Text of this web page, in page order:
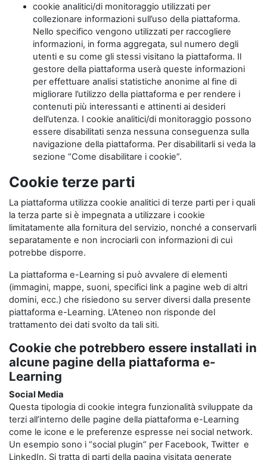
cookie analitici/di monitoraggio utilizzati per
collezionare informazioni sull’uso della piattaforma.
Nello specifico vengono utilizzati per raccogliere
informazioni, in forma aggregata, sul numero degli
utenti e su come gli stessi visitano la piattaforma. Il
gestore della piattaforma userà queste informazioni
per effettuare analisi statistiche anonime al fine di
migliorare l’utilizzo della piattaforma e per rendere i
contenuti più interessanti e attinenti ai desideri
dell’utenza. I cookie analitici/di monitoraggio possono
essere disabilitati senza nessuna conseguenza sulla
navigazione della piattaforma. Per disabilitarli si veda la
sezione “Come disabilitare i cookie”.
Cookie terze parti
La piattaforma utilizza cookie analitici di terze parti per i quali
la terza parte si è impegnata a utilizzare i cookie
limitatamente alla fornitura del servizio, nonché a conservarli
separatamente e non incrociarli con informazioni di cui
potrebbe disporre.
La piattaforma e-Learning si può avvalere di elementi
(immagini, mappe, suoni, specifici link a pagine web di altri
domini, ecc.) che risiedono su server diversi dalla presente
piattaforma e-Learning. L’Ateneo non risponde del
trattamento dei dati svolto da tali siti.
Cookie che potrebbero essere installati in
alcune pagine della piattaforma e-
Learning
Social Media
Questa tipologia di cookie integra funzionalità sviluppate da
terzi all’interno delle pagine della piattaforma e-Learning
come le icone e le preferenze espresse nei social network.
Un esempio sono i “social plugin” per Facebook, Twitter e
LinkedIn. Si tratta di parti della pagina visitata generate